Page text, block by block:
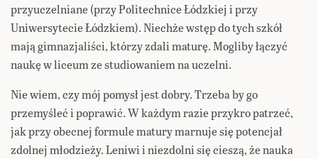
przyuczelniane (przy Politechnice Łódzkiej i przy
Uniwersytecie Łódzkiem). Niechże wstęp do tych szkół
mają gimnazjaliści, którzy zdali maturę. Mogliby łączyć
naukę w liceum ze studiowaniem na uczelni.
Nie wiem, czy mój pomysł jest dobry. Trzeba by go
przemyśleć i poprawić. W każdym razie przykro patrzeć,
jak przy obecnej formule matury marnuje się potencjał
zdolnej młodzieży. Leniwi i niezdolni się cieszą, że nauka